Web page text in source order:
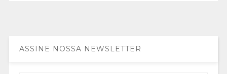
ASSINE NOSSA NEWSLETTER